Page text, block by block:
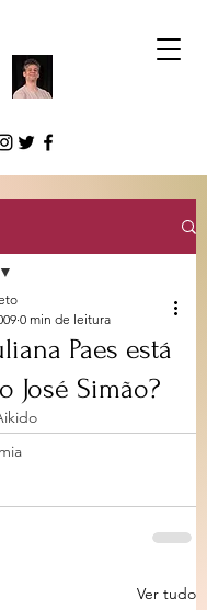
Paes está
José Simão?
0 min de leitura
Ver tudo